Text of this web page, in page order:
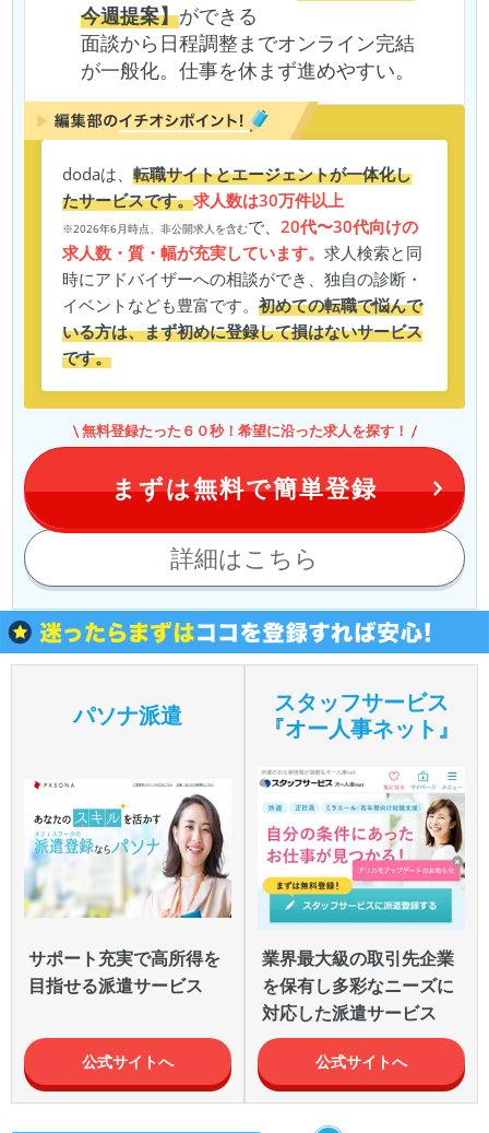
今週提案】ができる
面談から日程調整までオンライン完結
が一般化。仕事を休まず進めやすい。
dodaは、転職サイトとエージェントが一体化し
たサービスです。求人数は30万件以上
※2026年6月時点、非公開求人を含むで、20代〜30代向けの
求人数・質・幅が充実しています。求人検索と同
時にアドバイザーへの相談ができ、独自の診断・
イベントなども豊富です。初めての転職で悩んで
いる方は、まず初めに登録して損はないサービス
です。
詳細はこちら
無料登録たった６０秒！希望に沿った求人を探す！
まずは無料で簡単登録
パソナ派遣
サポート充実で高所得を
目指せる派遣サービス
公式サイトへ
スタッフサービス
『オー人事ネット』
業界最大級の取引先企業
を保有し多彩なニーズに
対応した派遣サービス
公式サイトへ